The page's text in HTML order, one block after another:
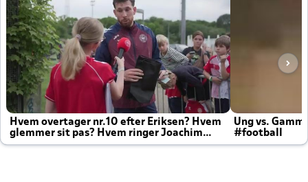
Hvem overtager nr.10 efter Eriksen? Hvem
glemmer sit pas? Hvem ringer Joachim
altid til efter kampe?
Ung vs.
#football